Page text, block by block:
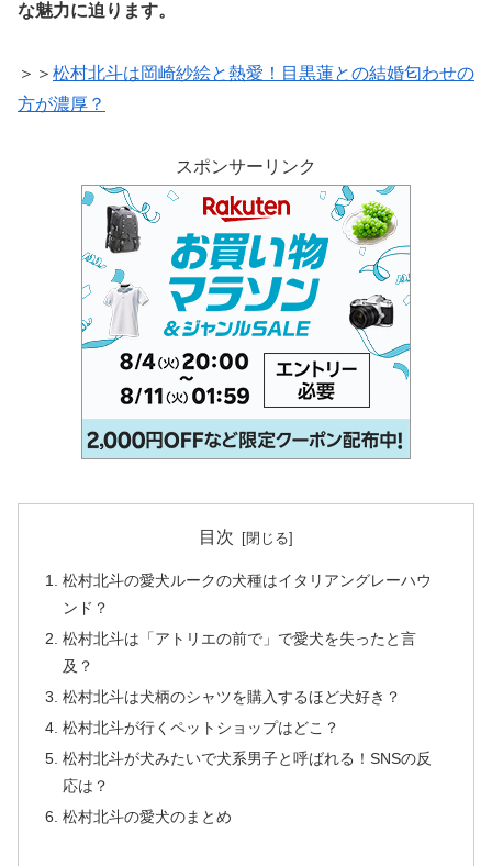
な魅力に迫ります。
＞＞ 松村北斗は岡崎紗絵と熱愛！目黒蓮との結婚匂わせの
方が濃厚？
スポンサーリンク
目次
松村北斗の愛犬ルークの犬種はイタリアングレーハウ
ンド？
松村北斗は「アトリエの前で」で愛犬を失ったと言
及？
松村北斗は犬柄のシャツを購入するほど犬好き？
松村北斗が行くペットショップはどこ？
松村北斗が犬みたいで犬系男子と呼ばれる！SNSの反
応は？
松村北斗の愛犬のまとめ